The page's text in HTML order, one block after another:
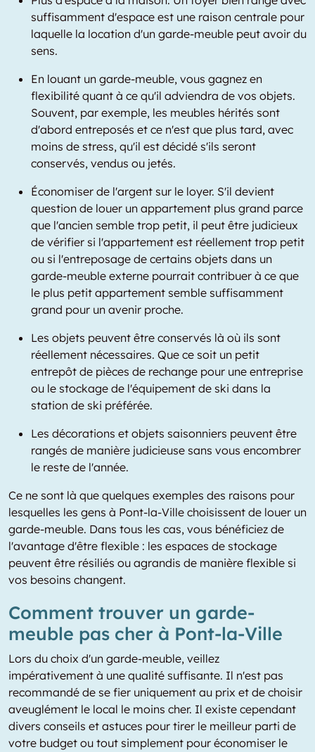
suffisamment d'espace est une raison centrale pour
laquelle la location d'un garde-meuble peut avoir du
sens.
En louant un garde-meuble, vous gagnez en
flexibilité quant à ce qu'il adviendra de vos objets.
Souvent, par exemple, les meubles hérités sont
d'abord entreposés et ce n'est que plus tard, avec
moins de stress, qu'il est décidé s'ils seront
conservés, vendus ou jetés.
Économiser de l'argent sur le loyer. S'il devient
question de louer un appartement plus grand parce
que l'ancien semble trop petit, il peut être judicieux
de vérifier si l'appartement est réellement trop petit
ou si l'entreposage de certains objets dans un
garde-meuble externe pourrait contribuer à ce que
le plus petit appartement semble suffisamment
grand pour un avenir proche.
Les objets peuvent être conservés là où ils sont
réellement nécessaires. Que ce soit un petit
entrepôt de pièces de rechange pour une entreprise
ou le stockage de l'équipement de ski dans la
station de ski préférée.
Les décorations et objets saisonniers peuvent être
rangés de manière judicieuse sans vous encombrer
le reste de l'année.
Ce ne sont là que quelques exemples des raisons pour
lesquelles les gens à Pont-la-Ville choisissent de louer un
garde-meuble. Dans tous les cas, vous bénéficiez de
l'avantage d'être flexible : les espaces de stockage
peuvent être résiliés ou agrandis de manière flexible si
vos besoins changent.
Comment trouver un garde-
meuble pas cher à Pont-la-Ville
Lors du choix d'un garde-meuble, veillez
impérativement à une qualité suffisante. Il n'est pas
recommandé de se fier uniquement au prix et de choisir
aveuglément le local le moins cher. Il existe cependant
divers conseils et astuces pour tirer le meilleur parti de
votre budget ou tout simplement pour économiser le